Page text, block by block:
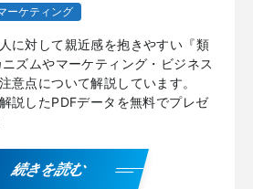
ーケティング
に対して親近感を抱きやすい『類
ズムやマーケティング・ビジネス
意点について解説しています。
説したPDFデータを無料でプレゼ
続きを読む